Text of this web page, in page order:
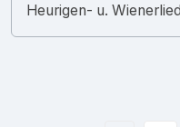
Heurigen- u.